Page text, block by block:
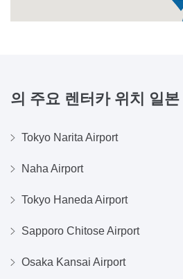
의 주요 렌터카 위치 일본
Tokyo Narita Airport
Naha Airport
Tokyo Haneda Airport
Sapporo Chitose Airport
Osaka Kansai Airport